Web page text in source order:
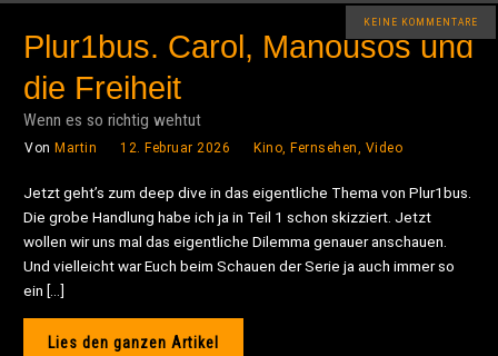
KEINE KOMMENTARE
Plur1bus. Carol, Manousos und
die Freiheit
Wenn es so richtig wehtut
Von Martin 12. Februar 2026 Kino, Fernsehen, Video
Jetzt geht’s zum deep dive in das eigentliche Thema von Plur1bus.
Die grobe Handlung habe ich ja in Teil 1 schon skizziert. Jetzt
wollen wir uns mal das eigentliche Dilemma genauer anschauen.
Und vielleicht war Euch beim Schauen der Serie ja auch immer so
ein […]
Lies den ganzen Artikel